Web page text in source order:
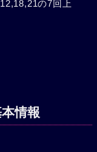
の7回上
情報